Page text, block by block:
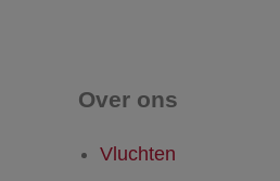
Over ons
Vluchten